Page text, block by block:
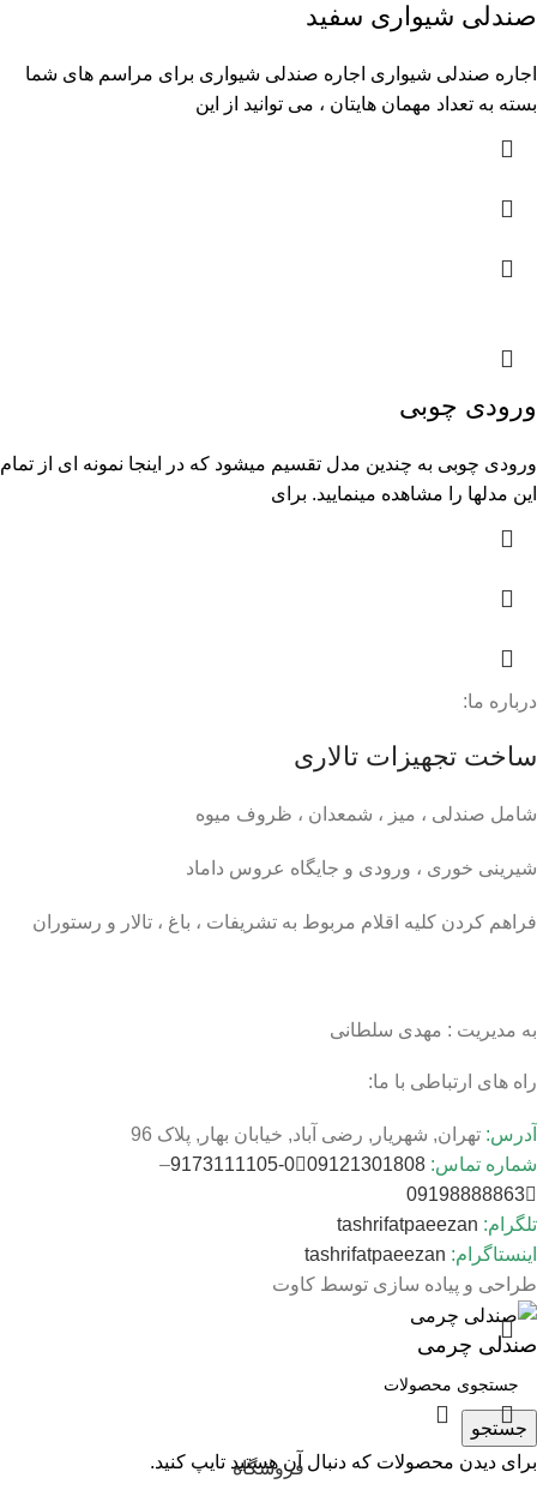
صندلی شیواری سفید
اجاره صندلی شیواری اجاره صندلی شیواری برای مراسم های شما
بسته به تعداد مهمان هایتان ، می توانید از این
ورودی چوبی
ورودی چوبی به چندین مدل تقسیم میشود که در اینجا نمونه ای از تمام
این مدلها را مشاهده مینمایید. برای
درباره ما:
ساخت تجهیزات تالاری
شامل صندلی ، میز ، شمعدان ، ظروف میوه
شیرینی خوری ، ورودی و جایگاه عروس داماد
فراهم کردن کلیه اقلام مربوط به تشریفات ، باغ ، تالار و رستوران
به مدیریت : مهدی سلطانی
راه های ارتباطی با ما:
آدرس: تهران, شهریار, رضی آباد, خیابان بهار, پلاک 96
شماره تماس: 09121301808
0-9173111105
–
09198888863
تلگرام: tashrifatpaeezan
اینستاگرام: tashrifatpaeezan
طراحی و پیاده سازی توسط کاوت
جستجو
برای دیدن محصولات که دنبال آن هستید تایپ کنید.
صندلی چرمی
فروشگاه